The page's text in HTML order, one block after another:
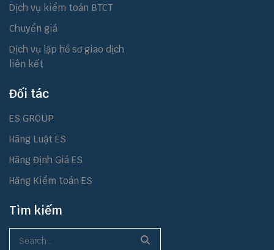
Dịch vụ kiểm toán BTCT
Chuyển giá
Dịch vụ lập hồ sơ giao dịch
liên kết
Đối tác
ES GROUP
Hãng Luật ES
Hãng Định Giá ES
Hãng Kiểm toán ES
Tìm kiếm